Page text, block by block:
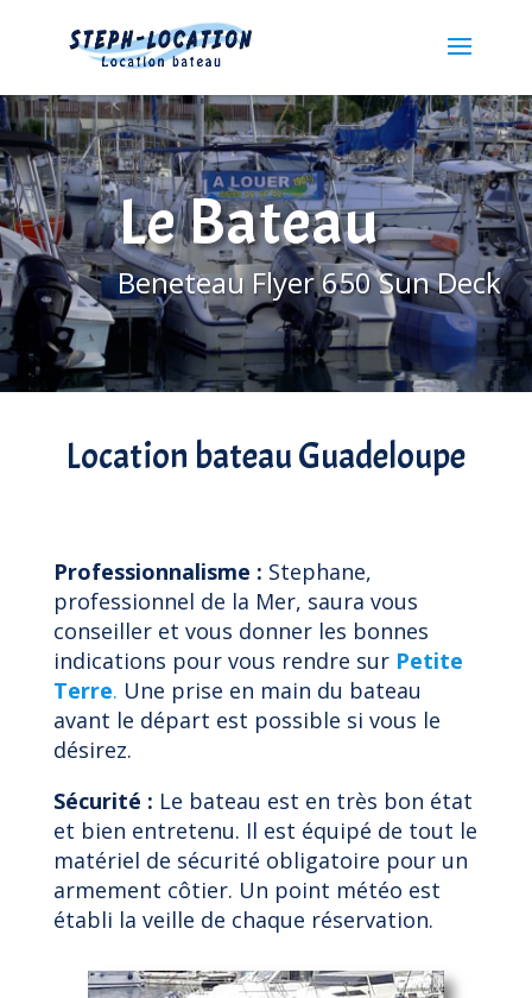
Le Bateau
Beneteau Flyer 650 Sun Deck
Location bateau Guadeloupe
Professionnalisme : Stephane,
professionnel de la Mer, saura vous
conseiller et vous donner les bonnes
indications pour vous rendre sur Petite
Terre. Une prise en main du bateau
avant le départ est possible si vous le
désirez.
Sécurité : Le bateau est en très bon état
et bien entretenu. Il est équipé de tout le
matériel de sécurité obligatoire pour un
armement côtier. Un point météo est
établi la veille de chaque réservation.